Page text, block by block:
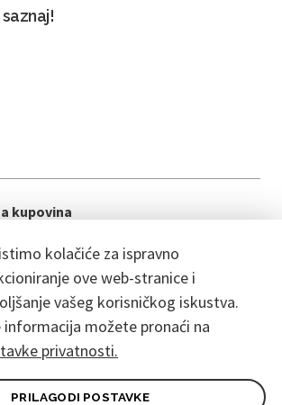
kolačiće za ispravno
ove web-stranice i
vašeg korisničkog iskustva.
informacija možete pronaći na
privatnosti.
PRILAGODI POSTAVKE
kupovina
u redu